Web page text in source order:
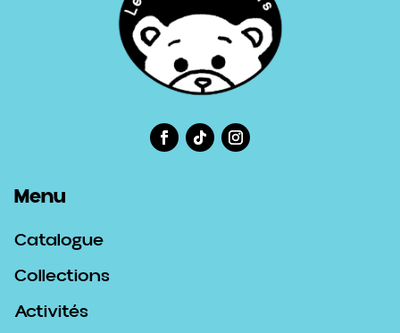
Menu
Catalogue
Collections
Activités